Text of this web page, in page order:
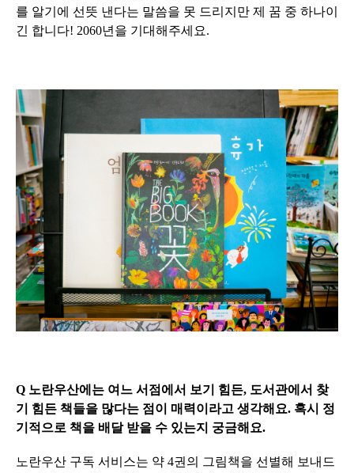
를 알기에 선뜻 낸다는 말씀을 못 드리지만 제 꿈 중 하나이
긴 합니다! 2060년을 기대해주세요.
Q 노란우산에는 여느 서점에서 보기 힘든, 도서관에서 찾
기 힘든 책들을 많다는 점이 매력이라고 생각해요. 혹시 정
기적으로 책을 배달 받을 수 있는지 궁금해요.
노란우산 구독 서비스는 약 4권의 그림책을 선별해 보내드